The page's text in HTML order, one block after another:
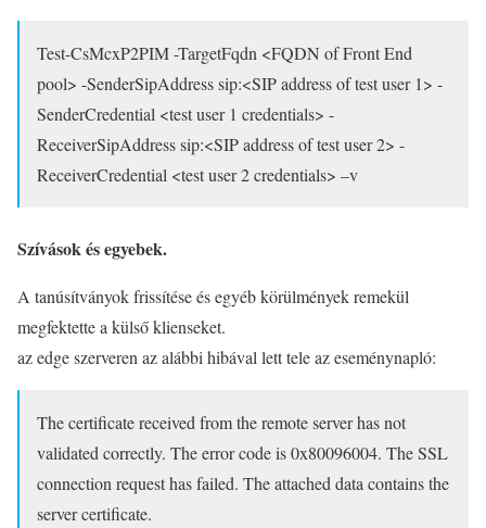
Test-CsMcxP2PIM -TargetFqdn <FQDN of Front End
pool> -SenderSipAddress sip:<SIP address of test user 1> -
SenderCredential <test user 1 credentials> -
ReceiverSipAddress sip:<SIP address of test user 2> -
ReceiverCredential <test user 2 credentials> –v
Szívások és egyebek.
A tanúsítványokfrissítése és egyéb körülmények remekül
megfektette a külső klienseket.
az edge szerveren az alábbi hibával lett tele az eseménynapló:
The certificate received from the remote server has not
validated correctly. The error code is 0x80096004. The SSL
connection request has failed. The attached data contains the
server certificate.